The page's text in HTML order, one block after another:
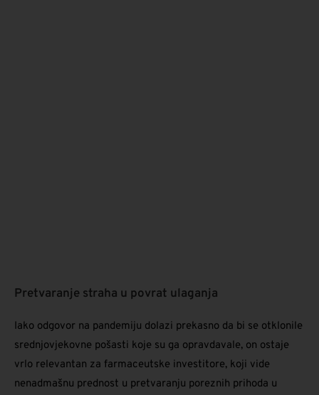
Pretvaranje straha u povrat ulaganja
Iako odgovor na pandemiju dolazi prekasno da bi se otklonile
srednjovjekovne pošasti koje su ga opravdavale, on ostaje
vrlo relevantan za farmaceutske investitore, koji vide
nenadmašnu prednost u pretvaranju poreznih prihoda u